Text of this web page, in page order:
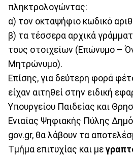
πληκτρολογώντας:
α) τον οκταψήφιο κωδικό
β) τα τέσσερα αρχικά
τους στοιχείων (Επώνυμο –
Μητρώνυμο).
Επίσης, για δεύτερη φορά
είχαν αιτηθεί στην ειδική
Υπουργείου Παιδείας και
Ενιαίας Ψηφιακής Πύλης
gov.gr, θα λάβουν τα
Τμήμα επιτυχίας και με